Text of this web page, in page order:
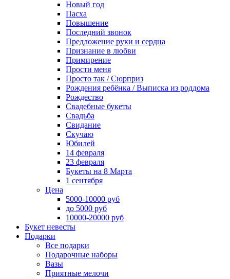
Новый год
Пасха
Повышение
Последний звонок
Предложение руки и сердца
Признание в любви
Примирение
Прости меня
Просто так / Сюрприз
Рождения ребёнка / Выписка из роддома
Рождество
Свадебные букеты
Свадьба
Свидание
Скучаю
Юбилей
14 февраля
23 февраля
Букеты на 8 Марта
1 сентября
Цена
5000-10000 руб
до 5000 руб
10000-20000 руб
Букет невесты
Подарки
Все подарки
Подарочные наборы
Вазы
Приятные мелочи